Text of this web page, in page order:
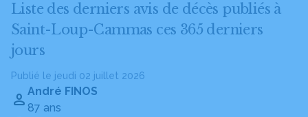
Liste des derniers avis de décès publiés à
Saint-Loup-Cammas ces 365 derniers
jours
Publié le jeudi 02 juillet 2026
André FINOS
87 ans